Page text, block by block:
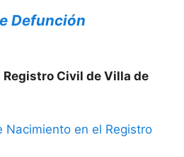
Defunción
Civil de Villa de
Nacimiento en el Registro